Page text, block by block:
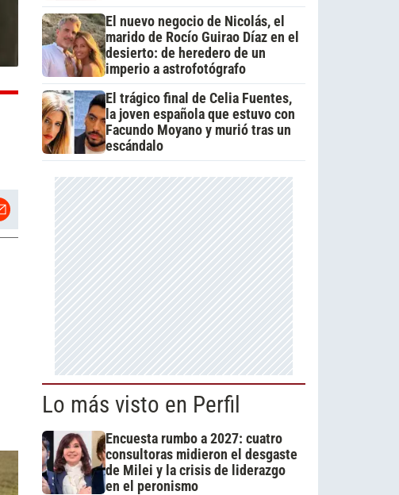
El nuevo negocio de Nicolás, el
marido de Rocío Guirao Díaz en el
desierto: de heredero de un
imperio a astrofotógrafo
El trágico final de Celia Fuentes,
la joven española que estuvo con
Facundo Moyano y murió tras un
escándalo
Lo más visto en Perfil
Encuesta rumbo a 2027: cuatro
consultoras midieron el desgaste
de Milei y la crisis de liderazgo
en el peronismo